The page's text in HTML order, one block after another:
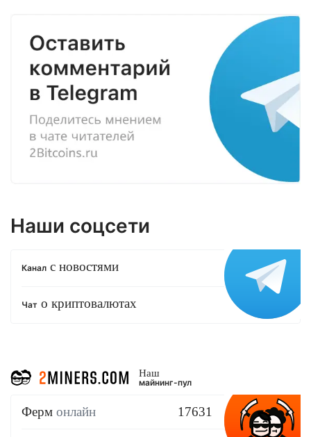
Наши соцсети
Канал с новостями
Чат о криптовалютах
Наш
майнинг-пул
Ферм онлайн 17631